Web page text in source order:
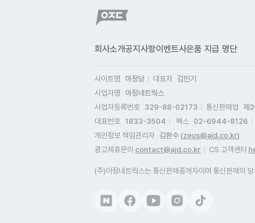
회사소개공지사항이벤트사은품 지급 명단
사이트명 아정당 대표자 김민기
사업자명
아정네트웍스
사업자등록번호 329-88-02173 통신판매업
제
대표번호 1833-3504 팩스 02-6944-8126
개인정보 책임관리자 김환수 (zeus@ajd.co.kr)
광고제휴문의 contact@ajd.co.kr CS 고객센터
(주)아정네트웍스는 통신판매중개자이며 통신판매의